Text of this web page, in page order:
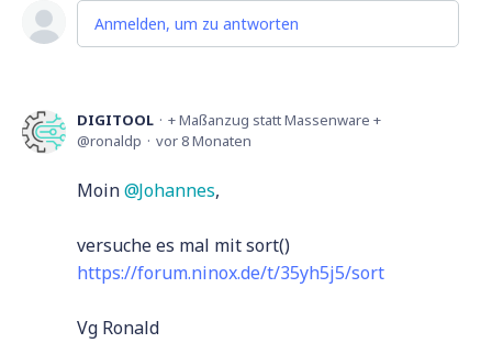
Anmelden, um zu antworten
DIGITOOL
+ Maßanzug statt Massenware +
ronaldp
vor 8 Monaten
Moin Johannes,
versuche es mal mit sort()
https://forum.ninox.de/t/35yh5j5/sort
Vg Ronald